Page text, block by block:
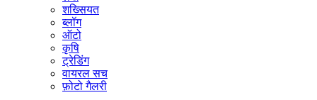
शख्सियत
ब्लॉग
ऑटो
कृषि
ट्रेडिंग
वायरल सच
फ़ोटो गैलरी